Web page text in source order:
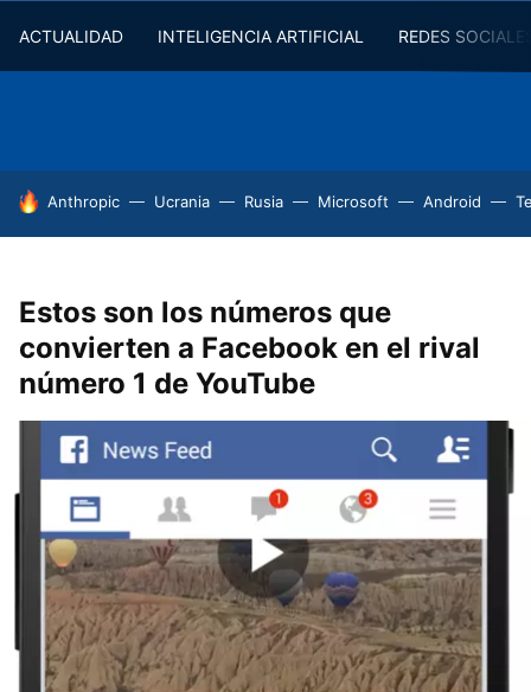
ACTUALIDAD INTELIGENCIA ARTIFICIAL REDES
HOY SE HABLA DE
Anthropic Ucrania Rusia Microsoft Android
Estos son los números que
convierten a Facebook en el rival
número 1 de YouTube